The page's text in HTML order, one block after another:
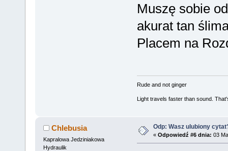
Muszę sobie
akurat tan
Placem na
Rude and not ginger
Light travels faster than sound.
Chlebusia
Kapralowa Jedziniakowa
Hydraulik
Odp: Wasz ulubiony
« Odpowiedź #6 dnia: 03